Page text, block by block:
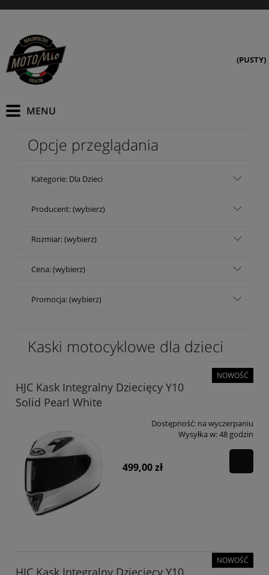
(PUSTY)
Opcje przeglądania
Kategorie: Dla Dzieci
Producent: (wybierz)
Rozmiar: (wybierz)
Cena: (wybierz)
Promocja: (wybierz)
Kaski motocyklowe dla dzieci
HJC Kask Integralny Dziecięcy Y10
Solid Pearl White
Dostępność: na wyczerpaniu
Wysyłka w:48 godzin
499,00 zł
NOWOŚĆ
NOWOŚĆ